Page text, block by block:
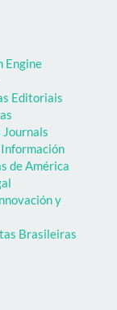
Engine
Editoriais
de América
y
Brasileiras